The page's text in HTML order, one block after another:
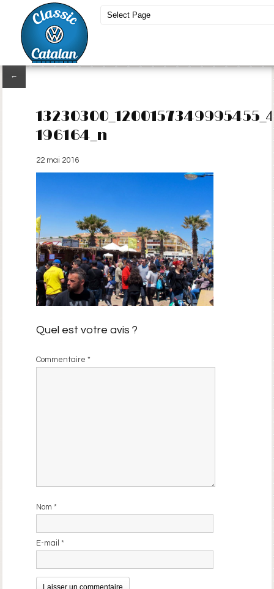
←
196164_n
22 mai 2016
Quel est votre avis ?
Commentaire*
Nom*
E-mail*